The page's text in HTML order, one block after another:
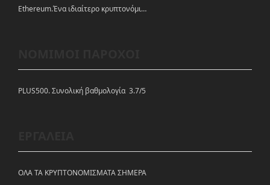
Ethereum.Ένα ιδιαίτερο κρυπτονόμισμα-πλατφόρμα
PLUS500. Συνολική βαθμολογία 3.7/5
ΟΛΑ ΤΑ ΚΡΥΠΤΟΝΟΜΙΣΜΑΤΑ ΣΗΜΕΡΑ